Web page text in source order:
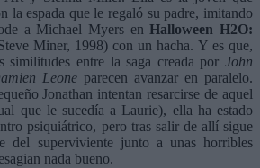
la espada que le regaló su padre, imitando
a Michael Myers enHalloween H2O:
Miner, 1998) con un hacha. Y es que,
similitudes entre la saga creada por John
Leone parecen avanzar en paralelo.
Jonathan intentan resarcirse de aquel
que le sucedía a Laurie), ella ha estado
psiquiátrico, pero tras salir de allí sigue
del superviviente junto a unas horribles
nada bueno.